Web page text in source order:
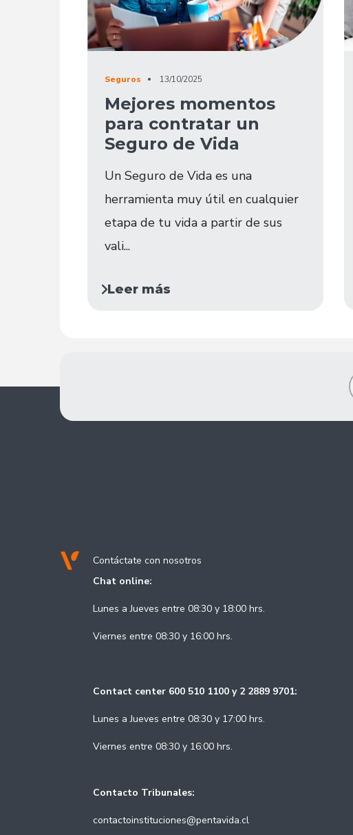
Seguros 13/10/2025
Mejores momentos
para contratar un
Seguro de Vida
Un Seguro de Vida es una
herramienta muy útil en cualquier
etapa de tu vida a partir de sus
vali...
Leer más
Contáctate con nosotros
Chat online:
Lunes a Jueves entre 08:30 y 18:00 hrs.
Viernes entre 08:30 y 16:00 hrs.
Contact center 600 510 1100 y 2 2889 9701:
Lunes a Jueves entre 08:30 y 17:00 hrs.
Viernes entre 08:30 y 16:00 hrs.
Contacto Tribunales:
contactoinstituciones@pentavida.cl